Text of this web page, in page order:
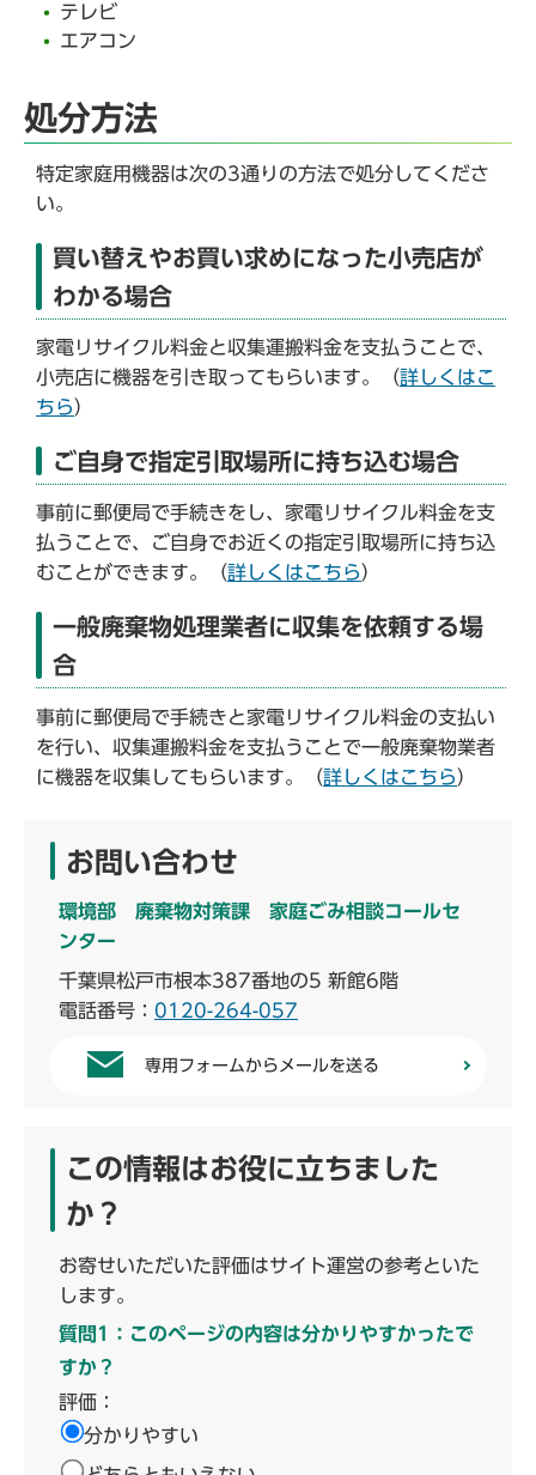
テレビ
エアコン
処分方法
特定家庭用機器は次の3通りの方法で処分してくださ
い。
買い替えやお買い求めになった小売店が
わかる場合
家電リサイクル料金と収集運搬料金を支払うことで、
小売店に機器を引き取ってもらいます。（詳しくはこ
ちら）
ご自身で指定引取場所に持ち込む場合
事前に郵便局で手続きをし、家電リサイクル料金を支
払うことで、ご自身でお近くの指定引取場所に持ち込
むことができます。（詳しくはこちら）
一般廃棄物処理業者に収集を依頼する場
合
事前に郵便局で手続きと家電リサイクル料金の支払い
を行い、収集運搬料金を支払うことで一般廃棄物業者
に機器を収集してもらいます。（詳しくはこちら）
お問い合わせ
環境部 廃棄物対策課 家庭ごみ相談コールセ
ンター
千葉県松戸市根本387番地の5 新館6階
電話番号： 0120-264-057
専用フォームからメールを送る
この情報はお役に立ちました
か？
お寄せいただいた評価はサイト運営の参考といた
します。
質問1：このページの内容は分かりやすかったで
すか？
評価：
分かりやすい